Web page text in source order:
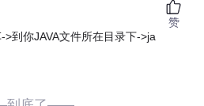
到你JAVA文件所在目录下->ja
赞